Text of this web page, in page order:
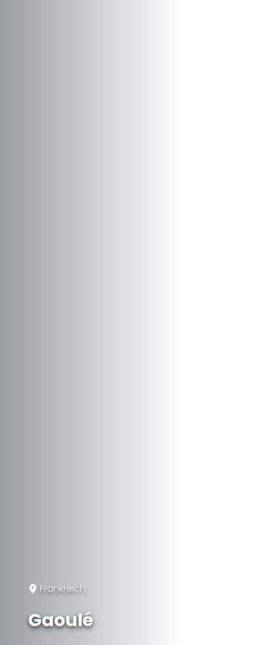
Frankreich
Gaoulé